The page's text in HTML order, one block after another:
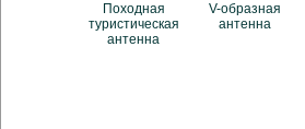
Походная
туристическая
антенна
V-образная
антенна